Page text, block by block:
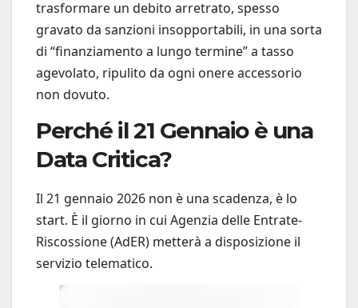
trasformare un debito arretrato, spesso
gravato da sanzioni insopportabili, in una sorta
di “finanziamento a lungo termine” a tasso
agevolato, ripulito da ogni onere accessorio
non dovuto.
Perché il 21 Gennaio è una
Data Critica?
Il 21 gennaio 2026 non è una scadenza, è lo
start. È il giorno in cui Agenzia delle Entrate-
Riscossione (AdER) metterà a disposizione il
servizio telematico.